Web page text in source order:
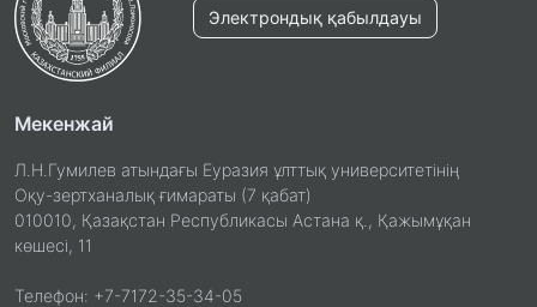
Электрондық қабылдауы
Мекенжай
Л.Н.Гумилев атындағы Еуразия ұлттық университетінің
Оқу-зертханалық ғимараты (7 қабат)
010010, Қазақстан Республикасы Астана қ., Қажымұқан
көшесі, 11
Телефон: +7-7172-35-34-05